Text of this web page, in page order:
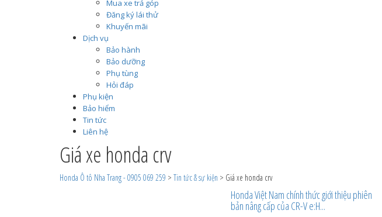
Mua xe trả góp
Đăng ký lái thử
Khuyến mãi
Dịch vụ
Bảo hành
Bảo dưỡng
Phụ tùng
Hỏi đáp
Phụ kiện
Bảo hiểm
Tin tức
Liên hệ
Giá xe honda crv
Honda Ô tô Nha Trang - 0905 069 259 > Tin tức & sự kiện > Giá xe honda crv
Honda Việt Nam chính thức giới thiệu phiên
bản nâng cấp của CR-V e:H...